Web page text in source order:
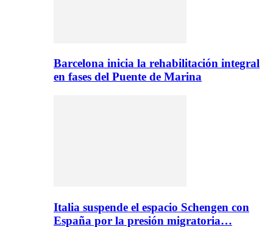
Barcelona inicia la rehabilitación integral
en fases del Puente de Marina
Italia suspende el espacio Schengen con
España por la presión migratoria…